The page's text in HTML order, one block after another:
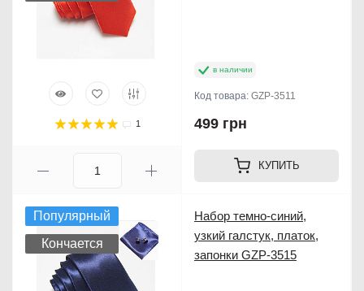
1
в наличии
Код товара: GZP-3511
499 грн
КУПИТЬ
Популярный
Кончается
Набор темно-синий,
узкий галстук, платок,
запонки GZP-3515